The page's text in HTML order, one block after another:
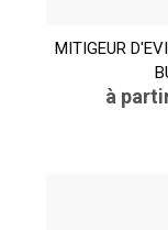
MITIGEUR
à